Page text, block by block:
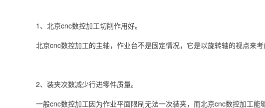
1、北京cnc数控加工切削作用好。
北京cnc数控加工的主轴，作业台不是固定情况，它是以旋转轴的视点来
2、装夹次数减少行进零件质量。
一般cnc数控加工因为作业平面限制无法一次装夹，而北京cnc数控加工